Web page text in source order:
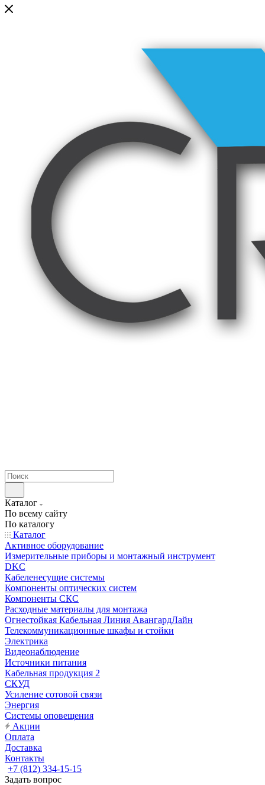
Каталог
По всему сайту
По каталогу
Каталог
Активное оборудование
Измерительные приборы и монтажный инструмент
DKC
Кабеленесущие системы
Компоненты оптических систем
Компоненты СКС
Расходные материалы для монтажа
Огнестойкая Кабельная Линия АвангардЛайн
Телекоммуникационные шкафы и стойки
Электрика
Видеонаблюдение
Источники питания
Кабельная продукция 2
СКУД
Усиление сотовой связи
Энергия
Системы оповещения
Акции
Оплата
Доставка
Контакты
+7 (812) 334-15-15
Задать вопрос